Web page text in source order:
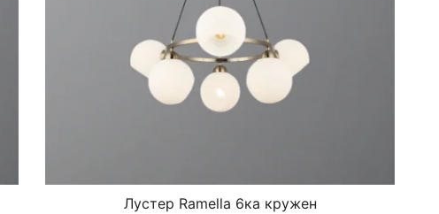
Лустер Ramella 6ка кружен